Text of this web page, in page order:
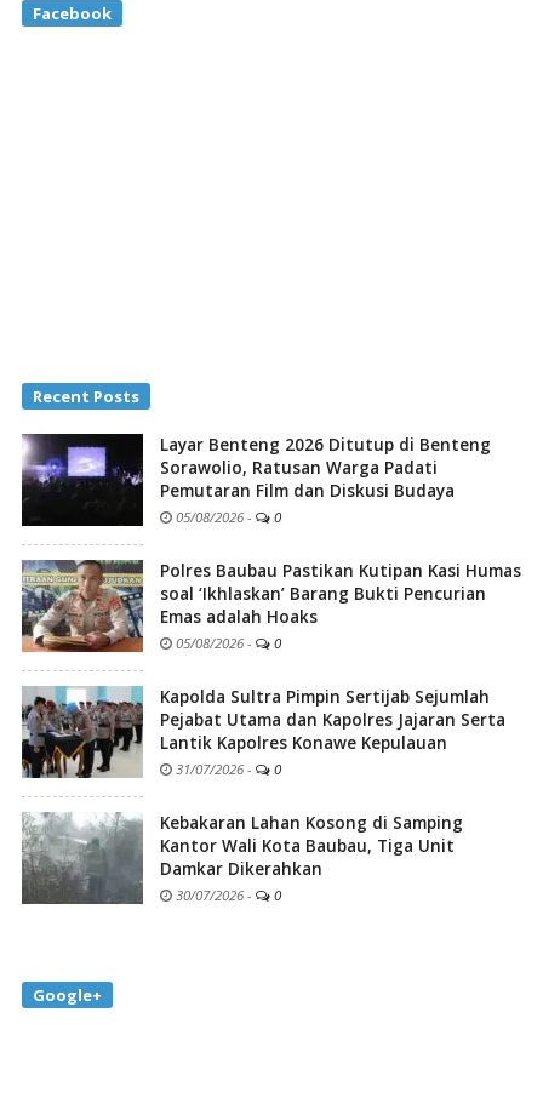
Facebook
Recent Posts
Layar Benteng 2026 Ditutup di Benteng
Sorawolio, Ratusan Warga Padati
Pemutaran Film dan Diskusi Budaya
05/08/2026 - 0
Polres Baubau Pastikan Kutipan Kasi Humas
soal ‘Ikhlaskan’ Barang Bukti Pencurian
Emas adalah Hoaks
05/08/2026 - 0
Kapolda Sultra Pimpin Sertijab Sejumlah
Pejabat Utama dan Kapolres Jajaran Serta
Lantik Kapolres Konawe Kepulauan
31/07/2026 - 0
Kebakaran Lahan Kosong di Samping
Kantor Wali Kota Baubau, Tiga Unit
Damkar Dikerahkan
30/07/2026 - 0
Google+